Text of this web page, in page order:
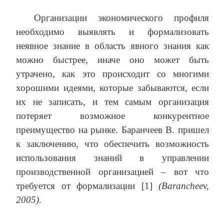
Организации экономического профиля
необходимо выявлять и формализовать
неявное знание в область явного знания как
можно быстрее, иначе оно может быть
утрачено, как это происходит со многими
хорошими идеями, которые забываются, если
их не записать, и тем самым организация
потеряет возможное конкурентное
преимущество на рынке. Баранчеев В. пришел
к заключению, что обеспечить возможность
использования знаний в управлении
производственной организацией – вот что
требуется от формализации [1] (Barancheev,
2005).